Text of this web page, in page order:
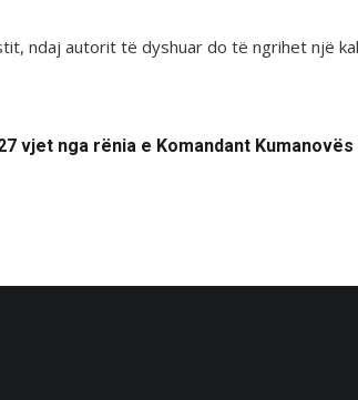
ndaj autorit të dyshuar do të ngrihet një
vjet nga rënia e Komandant